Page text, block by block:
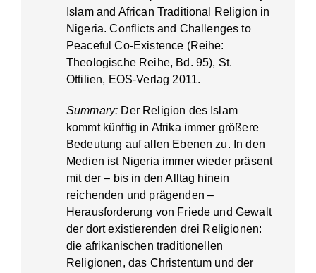
Islam and African Traditional Religion in
Nigeria. Conflicts and Challenges to
Peaceful Co-Existence (Reihe:
Theologische Reihe, Bd. 95), St.
Ottilien, EOS-Verlag 2011.
Summary: Der Religion des Islam
kommt künftig in Afrika immer größere
Bedeutung auf allen Ebenen zu. In den
Medien ist Nigeria immer wieder präsent
mit der – bis in den Alltag hinein
reichenden und prägenden –
Herausforderung von Friede und Gewalt
der dort existierenden drei Religionen:
die afrikanischen traditionellen
Religionen, das Christentum und der